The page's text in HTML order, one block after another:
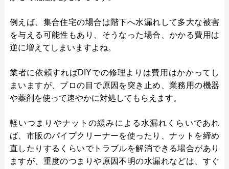
例えば、集合住宅の場合は階下へ水漏れして多大な被害
を与える可能性もあり、そうなった場合、かかる費用は
逆に増えてしまいますよね。
業者に依頼すればDIYでの修理よりは費用はかかってし
まいますが、プロの目で原因を突き止め、業務用の機器
や薬剤を使って速やかに対処してもらえます。
軽いつまりやナットの緩みによる水漏れくらいであれ
ば、市販のパイプクリーナーを使ったり、ナットを締め
直したりするくらいでトラブルを解消できる場合があり
ますが、重度のつまりや原因不明の水漏れなどは、すぐ